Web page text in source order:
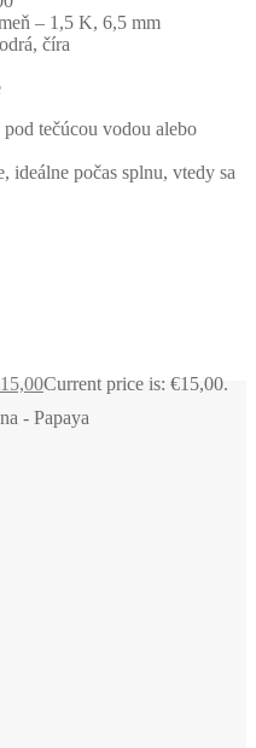
– 1,5 K, 6,5 mm
číra
tečúcou vodou alebo
ideálne počas splnu, vtedy sa
15,00Current price is: €15,00.
- Papaya